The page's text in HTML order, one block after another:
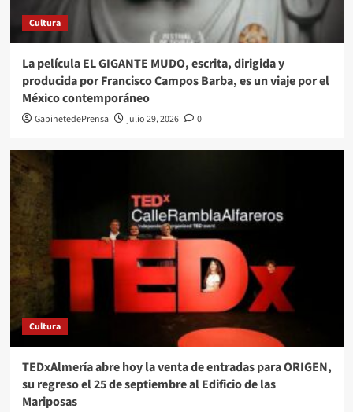
Cultura
La película EL GIGANTE MUDO, escrita, dirigida y
producida por Francisco Campos Barba, es un viaje por el
México contemporáneo
GabinetedePrensa julio 29, 2026 0
Cultura
TEDxAlmería abre hoy la venta de entradas para ORIGEN,
su regreso el 25 de septiembre al Edificio de las
Mariposas